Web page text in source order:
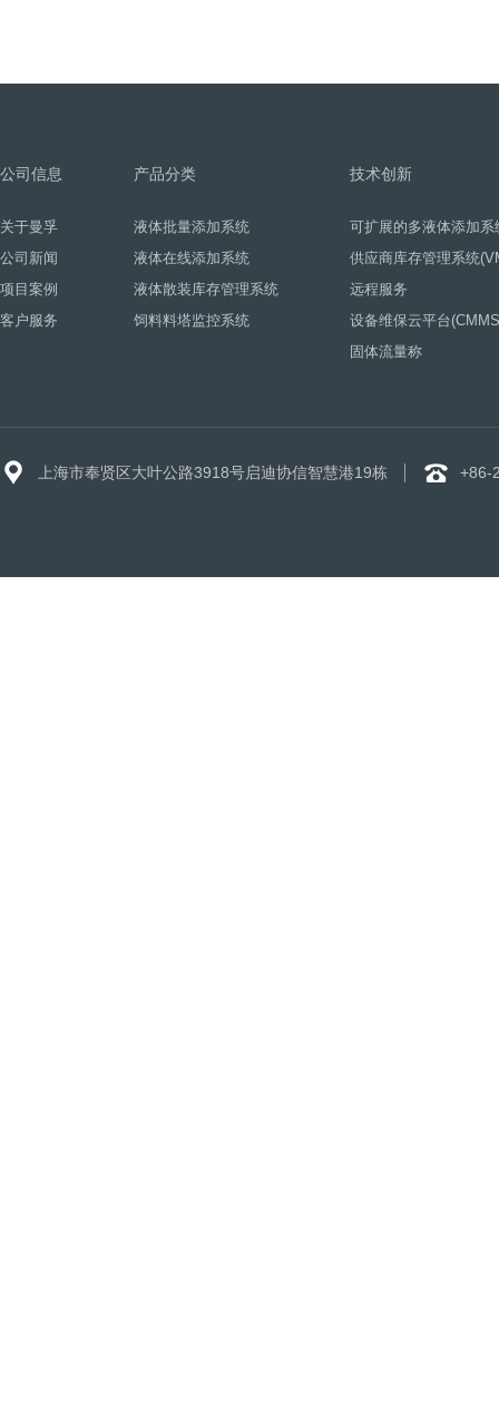
公司信息
关于曼孚
公司新闻
项目案例
客户服务
产品分类
液体批量添加系统
液体在线添加系统
液体散装库存管理系统
饲料料塔监控系统
技术创新
可扩展的多液体添加系
供应商库存管理系统
远程服务
设备维保云平台
固体流量称
上海市奉贤区大叶公路3918号启迪协信智慧港19栋 +86-